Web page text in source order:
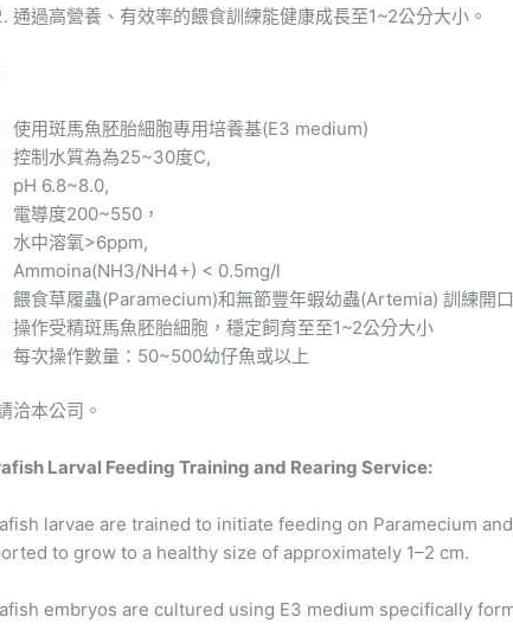
通過高營養、有效率的餵食訓練能健康成長至1~2公分大小。
使用斑馬魚胚胎細胞專用培養基(E3 medium)
控制水質為為25~30度C,
pH 6.8~8.0,
電導度200~550，
水中溶氧>6ppm,
Ammoina(NH3/NH4+) < 0.5mg/l
餵食草履蟲(Paramecium)和無節豐年蝦幼蟲(Artemia) 訓練開口
操作受精斑馬魚胚胎細胞，穩定飼育至至1~2公分大小
每次操作數量：50~500幼仔魚或以上
洽本公司。
Larval Feeding Training and Rearing Service:
larvae are trained to initiate feeding on Paramecium
to grow to a healthy size of approximately 1–2 cm.
embryos are cultured using E3 medium specifically